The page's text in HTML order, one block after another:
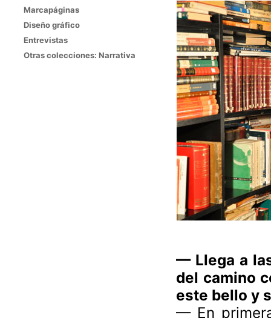
Marcapáginas
Diseño gráfico
Entrevistas
Otras colecciones: Narrativa
— Llega a
del camino
este bello y
— En